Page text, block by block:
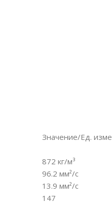
Значение/Ед.
872 кг/м³
96.2 мм²/с
13.9 мм²/с
147